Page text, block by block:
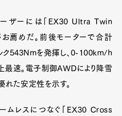
ザーには「EX30 Ultra Twin
薦めだ。前後モーターで合計
ク543Nmを発揮し、0-100km/h
最速。電子制御AWDにより降雪
た安定性を示す。
ムレスにつなぐ「EX30 Cross